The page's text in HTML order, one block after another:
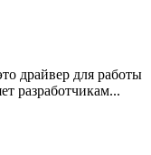
драйвер для работы
разработчикам...